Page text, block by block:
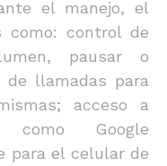
el manejo, el
como: control de
pausar o
de llamadas para
acceso a
como Google
para el celular de